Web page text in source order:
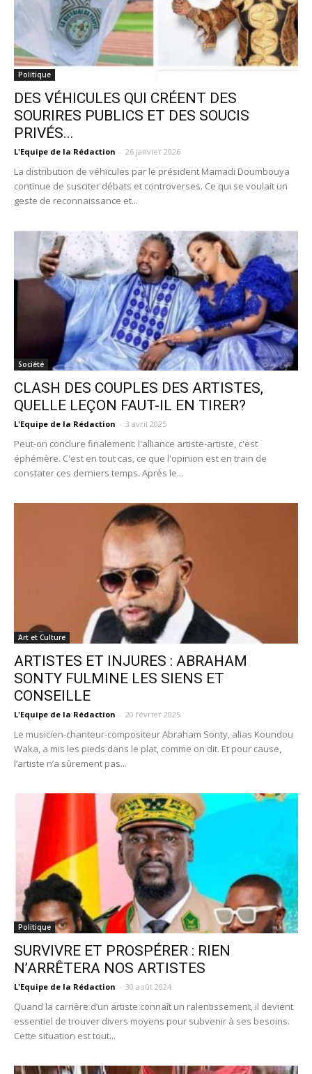
Politique
DES VÉHICULES QUI CRÉENT DES
SOURIRES PUBLICS ET DES SOUCIS
PRIVÉS...
L'Equipe de la Rédaction - 26 janvier 2026
La distribution de véhicules par le président Mamadi Doumbouya
continue de susciter débats et controverses. Ce qui se voulait un
geste de reconnaissance et...
Société
CLASH DES COUPLES DES ARTISTES,
QUELLE LEÇON FAUT-IL EN TIRER?
L'Equipe de la Rédaction - 3 avril 2025
Peut-on conclure finalement: l'alliance artiste-artiste, c'est
éphémère. C'est en tout cas, ce que l'opinion est en train de
constater ces derniers temps. Après le...
Art et Culture
ARTISTES ET INJURES : ABRAHAM
SONTY FULMINE LES SIENS ET
CONSEILLE
L'Equipe de la Rédaction - 20 février 2025
Le musicien-chanteur-compositeur Abraham Sonty, alias Koundou
Waka, a mis les pieds dans le plat, comme on dit. Et pour cause,
l’artiste n’a sûrement pas...
Politique
SURVIVRE ET PROSPÉRER : RIEN
N’ARRÊTERA NOS ARTISTES
L'Equipe de la Rédaction - 30 août 2024
Quand la carrière d’un artiste connaît un ralentissement, il devient
essentiel de trouver divers moyens pour subvenir à ses besoins.
Cette situation est tout...